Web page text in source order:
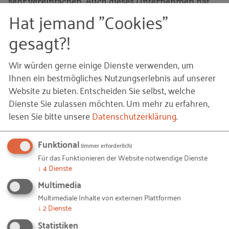
durch schlanke und standardisierte Prozesse trotz
stets unterschiedlicher Projektaufträge den ersten
wichtigen Schritt in die Digitalisierung erfolgreich
gestartet und damit unnötige Suchzeiten verringert.
Die proaktive Anpassungsfähigkeit ist gleichsam die
DNA des Unternehmens, denn die Zeit zwischen
Auftragsvergabe und Auftragserstellung schwankt
sehr stark. Die schnelle Reaktionsfähigkeit auf die
Schwankungen trainiert das Unternehmen, indem
es jährlich einen Wettbewerb - the Race –
durchführt: Dabei wird ein Auftrag für eine
standardisierte Kabinenkombination von der
Auftrags- bis zur Versandbereitstellung an erstellt
und gefertigt und die Zeit gemessen, diese ist
sensationell kurz.
Hat jemand "Cookies"
gesagt?!
Wir würden gerne einige Dienste verwenden, um
Ihnen ein bestmögliches Nutzungserlebnis auf unserer
Website zu bieten. Entscheiden Sie selbst, welche
Dienste Sie zulassen möchten.Um mehr zu erfahren,
lesen Sie bitte unsereDatenschutzerklärung.
Funktional(immer erforderlich)
Für das Funktionieren der Website notwendige Dienste
↓ 4Dienste
Multimedia
Multimediale Inhalte von externen Plattformen
↓ 2Dienste
Statistiken